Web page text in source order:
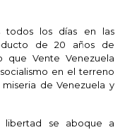
todos los días en las
de 20 años de
que Vente Venezuela
en el terreno
de Venezuela y
libertad se aboque a